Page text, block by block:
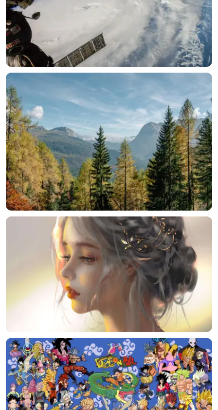
选择图片
分类
标签 (逗号分隔)
常用标签:4K壁纸 Bizhi Gallery 拾光壁纸 HDQwalls 4K Hd 通用